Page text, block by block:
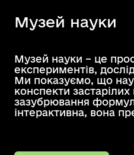
Музей науки
Музей науки – це
експериментів,
Ми показуємо, що
конспекти застарілих
зазубрювання
інтерактивна, вона